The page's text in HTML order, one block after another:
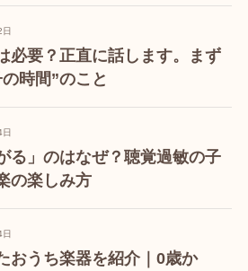
必要？正直に話します。まず
時間”のこと
る」のはなぜ？聴覚過敏の子
の楽しみ方
おうち楽器を紹介｜0歳か